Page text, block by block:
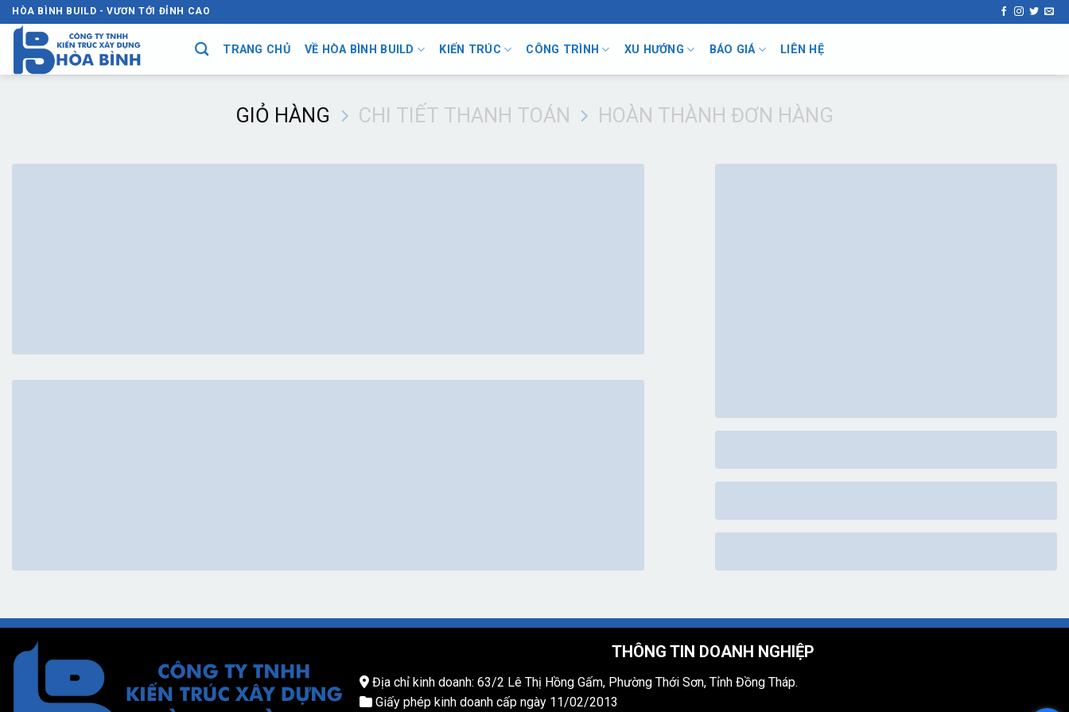
Chuyển
đến
dung
HÒA BÌNH BUILD - VƯƠN TỚI ĐỈNH CAO
TRANG CHỦ VỀ HÒA BÌNH BUILD KIẾN TRÚC CÔNG TRÌNH XU HƯỚNG BÁO GIÁ LIÊN HỆ
GIỎ HÀNG CHI TIẾT THANH TOÁN HOÀN THÀNH ĐƠN HÀNG
THÔNG TIN DOANH NGHIỆP
Địa chỉ kinh doanh: 63/2 Lê Thị Hồng Gấm, Phường Thới Sơn, Tỉnh Đồng Tháp.
Giấy phép kinh doanh cấp ngày 11/02/2013